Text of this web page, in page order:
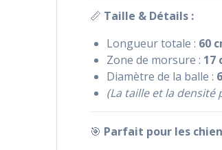
📏 Taille & Détails :
Longueur totale : 60
Zone de morsure : 17
Diamètre de la balle :
(La taille et la
🎯 Parfait pour les